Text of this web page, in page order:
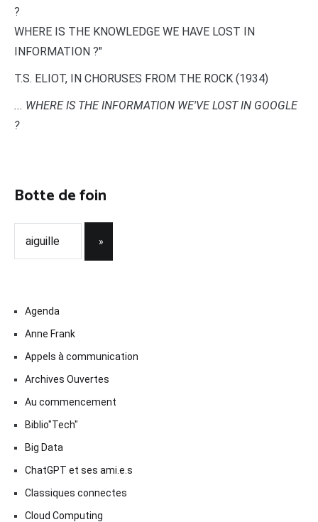
?
WHERE IS THE KNOWLEDGE WE HAVE LOST IN
INFORMATION ?"
T.S. ELIOT, IN CHORUSES FROM THE ROCK (1934)
... WHERE IS THE INFORMATION WE'VE LOST IN GOOGLE
?
Botte de foin
Agenda
Anne Frank
Appels à communication
Archives Ouvertes
Au commencement
Biblio"Tech"
Big Data
ChatGPT et ses ami.e.s
Classiques connectes
Cloud Computing